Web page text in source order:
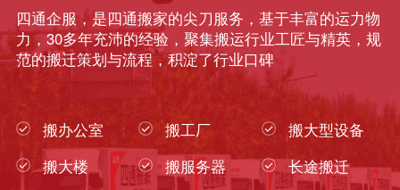
四通企服，是四通搬家的尖刀服务，基于丰富的运力物
力，30多年充沛的经验，聚集搬运行业工匠与精英，规
范的搬迁策划与流程，积淀了行业口碑
搬办公室 搬工厂
搬大型设备
搬大楼
搬服务器
长途搬迁